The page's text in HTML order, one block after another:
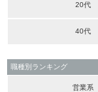
20代
40代
職種別ランキング
営業系